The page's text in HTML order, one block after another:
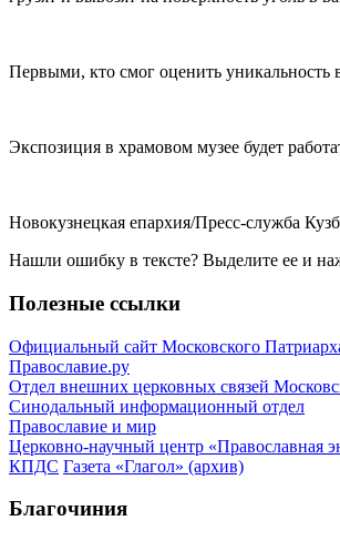
Первыми, кто смог оценить
Экспозиция в храмовом музее будет
Новокузнецкая епархия/Пресс-служба
Нашли ошибку в тексте? Выделите ее и
Полезные ссылки
Официальный сайт Московского
Православие.ру
Отдел внешних церковных связей
Синодальный информационный отдел
Православие и мир
Церковно-научный центр «Православная
КПДС Газета «Глагол» (архив)
Благочиния